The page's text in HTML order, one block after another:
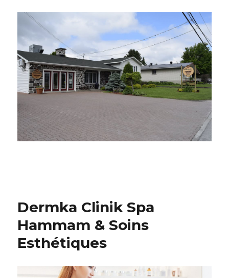
Dermka Clinik Spa
Hammam & Soins
Esthétiques